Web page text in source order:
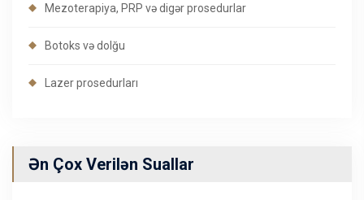
Mezoterapiya, PRP və digər prosedurlar
Botoks və dolğu
Lazer prosedurları
Ən Çox Verilən Suallar